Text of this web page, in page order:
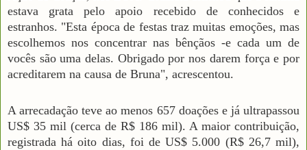
estava grata pelo apoio recebido de conhecidos e
estranhos. "Esta época de festas traz muitas emoções, mas
escolhemos nos concentrar nas bênçãos -e cada um de
vocês são uma delas. Obrigado por nos darem força e por
acreditarem na causa de Bruna", acrescentou.
A arrecadação teve ao menos 657 doações e já ultrapassou
US$ 35 mil (cerca de R$ 186 mil). A maior contribuição,
registrada há oito dias, foi de US$ 5.000 (R$ 26,7 mil),